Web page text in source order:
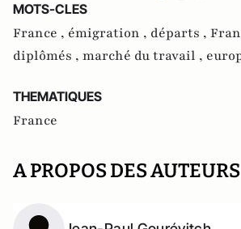
MOTS-CLES
France , émigration , départs ,
diplômés , marché du travail ,
THEMATIQUES
France
A PROPOS DES AUTEURS